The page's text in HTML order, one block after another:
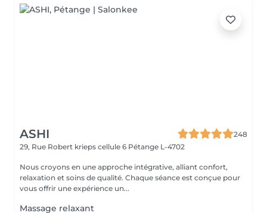
ASHI
248
29, Rue Robert krieps cellule 6 Pétange L-4702
Nous croyons en une approche intégrative, alliant confort,
relaxation et soins de qualité. Chaque séance est conçue pour
vous offrir une expérience un...
Massage relaxant